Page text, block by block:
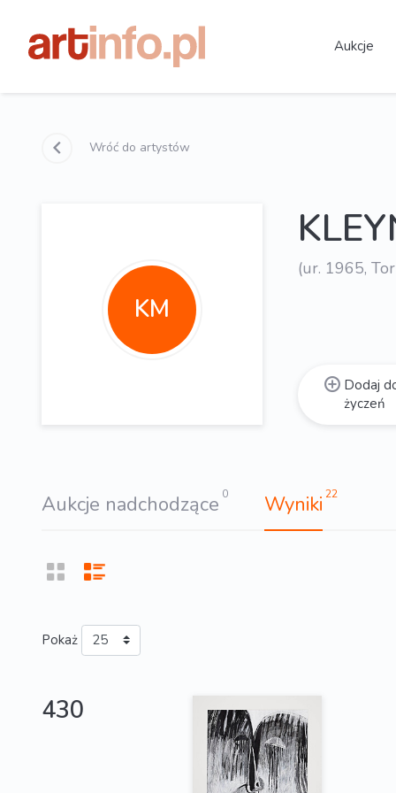
Aukcje
Wróć do artystów
KM
(ur. 1965,
Dodaj
życzeń
Aukcje nadchodzące 0 Wyniki 22
Pokaż
430